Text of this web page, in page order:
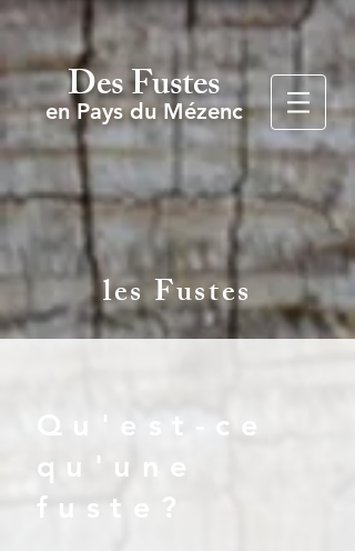
Des Fustes
en Pays du Mézenc
les Fustes
Qu'est-ce
qu'une
fuste?